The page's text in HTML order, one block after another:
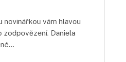
novinářkou vám hlavou
Daniela